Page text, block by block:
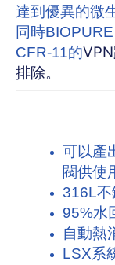
達到優異的微
同時
CFR-11的
排除。
可以產
閥供使
316L不
95%水
自動熱
LSX系